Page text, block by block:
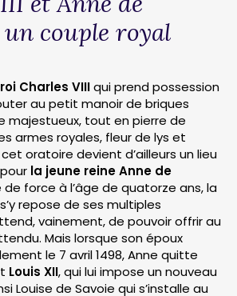
couple royal
roi Charles VIIIqui prend possession
au petit manoir de briques
majestueux, tout en pierre de
armes royales, fleur de lys et
oratoire devient d’ailleurs un lieu
la jeune reine Anne de
de force à l’âge de quatorze ans, la
repose de ses multiples
vainement, de pouvoir offrir au
Mais lorsque son époux
le 7 avril 1498, Anne quitte
Louis XII, qui lui impose un nouveau
Louise de Savoie qui s’installe au